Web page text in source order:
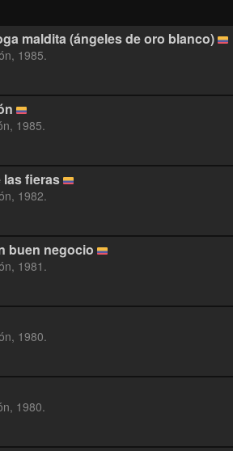
maldita (ángeles de oro blanco)
1985.
1985.
las fieras
1982.
buen negocio
1981.
1980.
1980.